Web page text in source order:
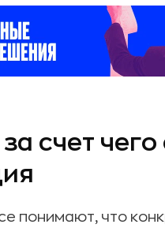
счет чего
понимают, что